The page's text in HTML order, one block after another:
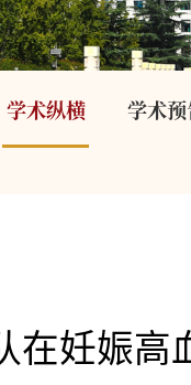
学术纵横 学术
在妊娠高